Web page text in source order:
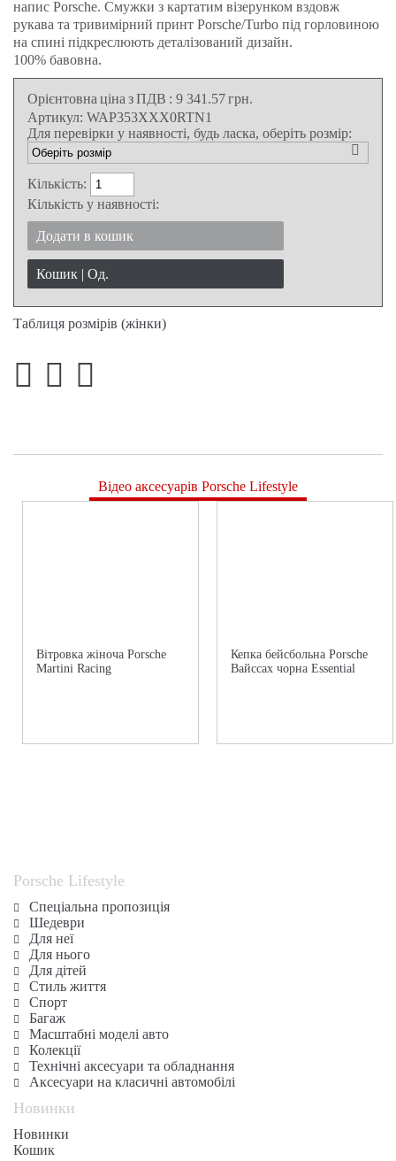
напис Porsche. Смужки з картатим візерунком вздовж
рукава та тривимірний принт Porsche/Turbo під горловиною
на спині підкреслюють деталізований дизайн.
100% бавовна.
Орієнтовна ціна з ПДВ : 9 341.57грн.
Артикул: WAP353XXX0RTN1
Для перевірки у наявності, будь ласка, оберіть розмір:
Кількість:
Кількість у наявності:
Додати в кошик
Кошик | Од.
Таблиця розмірів (жінки)
Відео аксесуарів Porsche Lifestyle
Вітровка жіноча Porsche
Martini Racing
Кепка бейсбольна Porsche
Вайссах чорна Essential
Porsche Lifestyle
Спеціальна пропозиція
Шедеври
Для неї
Для нього
Для дітей
Стиль життя
Спорт
Багаж
Масштабні моделі авто
Колекції
Технічні аксесуари та обладнання
Аксесуари на класичні автомобілі
Новинки
Новинки
Кошик